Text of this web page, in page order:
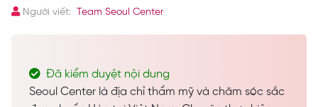
Người viết: Team Seoul Center
Đã kiểm duyệt nội dung
Seoul Center là địa chỉ thẩm mỹ và chăm sóc sắc